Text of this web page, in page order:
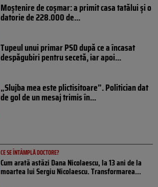
Moștenire de coșmar: a primit casa tatălui și o
datorie de 228.000 de...
Tupeul unui primar PSD după ce a încasat
despăgubiri pentru secetă, iar apoi...
„Slujba mea este plictisitoare”. Politician dat
de gol de un mesaj trimis în...
CE SE ÎNTÂMPLĂ DOCTORE?
Cum arată astăzi Dana Nicolaescu, la 13 ani de la
moartea lui Sergiu Nicolaescu. Transformarea...